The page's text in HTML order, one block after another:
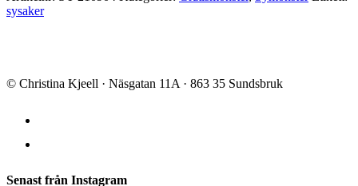
sysaker
© Christina Kjeell · Näsgatan 11A · 863 35 Sundsbruk
Senast från Instagram